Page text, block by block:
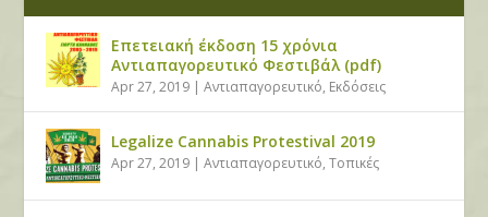
Επετειακή έκδοση 15 χρόνια
Αντιαπαγορευτικό Φεστιβάλ (pdf)
Apr 27, 2019 |Αντιαπαγορευτικό, Εκδόσεις
Legalize Cannabis Protestival 2019
Apr 27, 2019 |Αντιαπαγορευτικό,Τοπικές